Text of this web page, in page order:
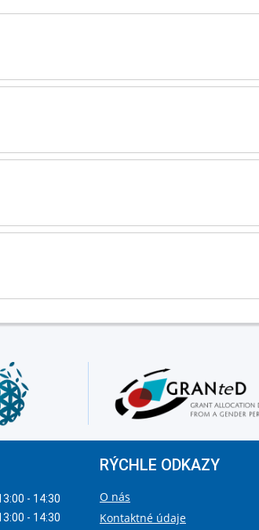
- 14:30
- 14:30
RÝCHLE ODKAZY
O nás
Kontaktné údaje